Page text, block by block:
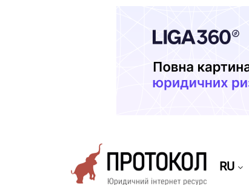
RU